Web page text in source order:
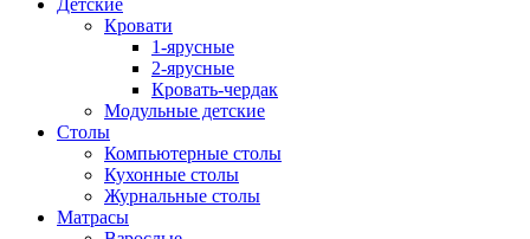
Кровати
1-ярусные
2-ярусные
Кровать-чердак
Модульные детские
Столы
Компьютерные столы
Кухонные столы
Журнальные столы
Матрасы